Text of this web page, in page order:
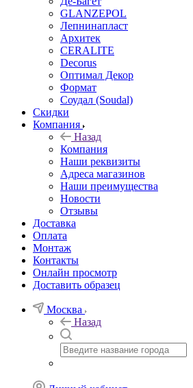
GLANZEPOL
Лепнинапласт
Архитек
CERALITE
Decorus
Оптимал Декор
Формат
Соудал (Soudal)
Скидки
Компания
Назад
Компания
Наши реквизиты
Адреса магазинов
Наши преимущества
Новости
Отзывы
Доставка
Оплата
Монтаж
Контакты
Онлайн просмотр
Доставить образец
Москва
Назад